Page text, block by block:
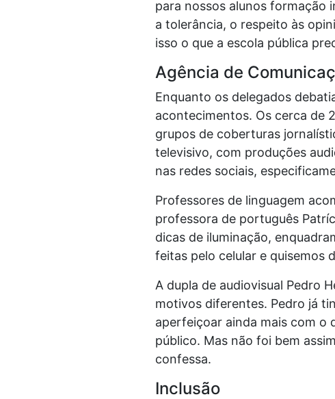
para nossos alunos formação
a tolerância, o respeito às
isso o que a escola pública
Agência de
Enquanto os delegados
acontecimentos. Os cerca de
grupos de coberturas
televisivo, com produções
nas redes sociais,
Professores de linguagem
professora de português
dicas de iluminação,
feitas pelo celular e quisemos
A dupla de audiovisual Pedro
motivos diferentes. Pedro já
aperfeiçoar ainda mais com o
público. Mas não foi bem
confessa.
Inclusão